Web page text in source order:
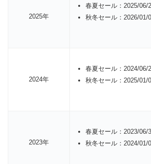
2025年
春夏セール：2025/06/
秋冬セール：2026/01/
2024年
春夏セール：2024/06/
秋冬セール：2025/01/
2023年
春夏セール：2023/06/
秋冬セール：2024/01/